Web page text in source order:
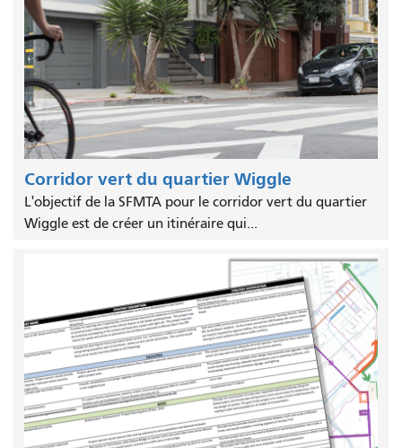
Corridor vert du quartier Wiggle
L'objectif de la SFMTA pour le corridor vert du quartier
Wiggle est de créer un itinéraire qui...